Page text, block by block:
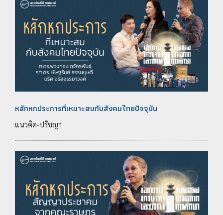
หลักหกประการที่เหมาะสมกับสังคมไทยปัจจุบัน
แนวคิด-ปรัชญา